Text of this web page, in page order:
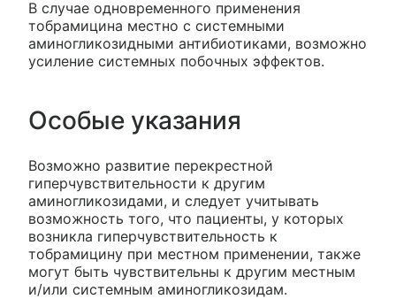
В случае одновременного применения
тобрамицина местно с системными
аминогликозидными антибиотиками, возможно
усиление системных побочных эффектов.
Особые указания
Возможно развитие перекрестной
гиперчувствительности к другим
аминогликозидами, и следует учитывать
возможность того, что пациенты, у которых
возникла гиперчувствительность к
тобрамицину при местном применении, также
могут быть чувствительны к другим местным
и/или системным аминогликозидам.